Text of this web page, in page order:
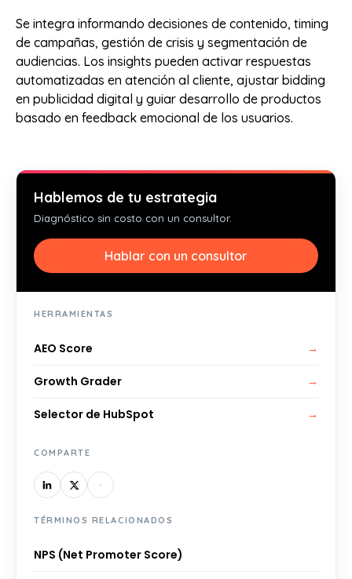
Se integra informando decisiones de contenido, timing
de campañas, gestión de crisis y segmentación de
audiencias. Los insights pueden activar respuestas
automatizadas en atención al cliente, ajustar bidding
en publicidad digital y guiar desarrollo de productos
basado en feedback emocional de los usuarios.
Hablemos de tu estrategia
Diagnóstico sin costo con un consultor.
Hablar con un consultor
HERRAMIENTAS
AEO Score →
Growth Grader →
Selector de HubSpot →
COMPARTE
TÉRMINOS RELACIONADOS
NPS (Net Promoter Score)